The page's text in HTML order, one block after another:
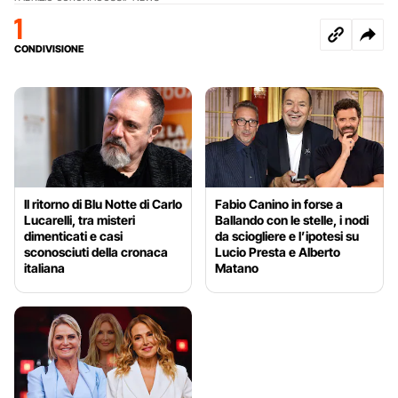
1
CONDIVISIONE
Il ritorno di Blu Notte di Carlo
Lucarelli, tra misteri
dimenticati e casi
sconosciuti della cronaca
italiana
Fabio Canino in forse a
Ballando con le stelle, i nodi
da sciogliere e l’ipotesi su
Lucio Presta e Alberto
Matano